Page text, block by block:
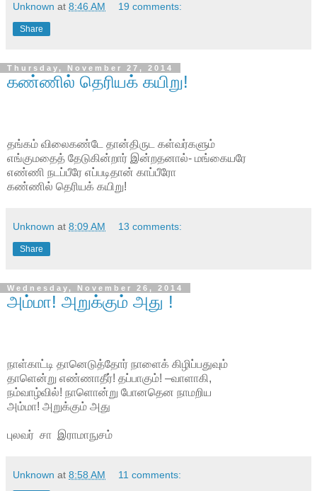
Unknown at 8:46 AM 19 comments:
Share
Thursday, November 27, 2014
கண்ணில் தெரியக் கயிறு!
தங்கம் விலைகண்டே தான்திருட கள்வர்களும்
எங்குமதைத் தேடுகின்றார் இன்றதனால்- மங்கையரே
எண்ணி நடப்பீரே எப்படிதான் காப்பீரோ
கண்ணில் தெரியக் கயிறு!
Unknown at 8:09 AM 13 comments:
Share
Wednesday, November 26, 2014
அம்மா! அறுக்கும் அது !
நாள்காட்டி தானெடுத்தோர் நாளைக் கிழிப்பதுவும்
தாளென்று எண்ணாதீர்! தப்பாகும்! –வாளாகி,
நம்வாழ்வில்! நாளொன்று போனதென நாமறிய
அம்மா! அறுக்கும் அது
புலவர் சா இராமாநுசம்
Unknown at 8:58 AM 11 comments: